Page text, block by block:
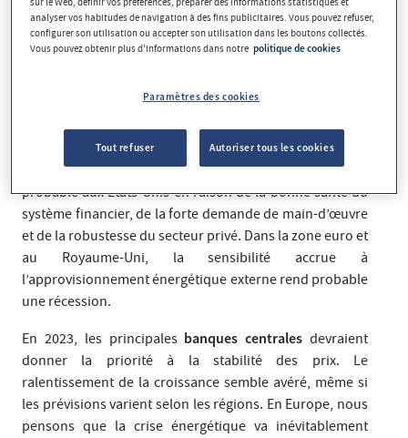
Chine et Taïwan. L’évolution de l’inflation et les réponses
adaptées des banques centrales devraient rester le
Compte tenu de l’interaction entre l’
politique monétaire, beaucoup envisagent une
récession, comme conséquence du durcissement des
conditions financières. Une récession est moins
probable aux États-Unis en raison de la bonne santé du
système financier, de la forte demande de main-d’œuvre
et de la robustesse du secteur privé. Dans la zone euro et
au Royaume-Uni, la sensibilité accrue à
l’approvisionnement énergétique externe rend probable
une récession.
En 2023, les principales banques centrales devraient
donner la priorité à la stabilité des prix. Le
ralentissement de la croissance semble avéré, même si
les prévisions varient selon les régions. En Europe, nous
pensons que la crise énergétique va inévitablement
analyser vos habitudes de navigation à des fins publicitaires. Vous pouvez refuser,
configurer son utilisation ou accepter son utilisation dans les boutons collectés.
Vous pouvez obtenir plus d'informations dans notre politique de cookies
Paramètres des cookies
Tout refuser Autoriser tous les cookies